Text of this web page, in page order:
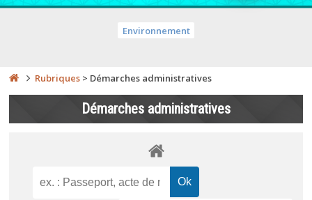
Environnement
Rubriques > Démarches administratives
Démarches administratives